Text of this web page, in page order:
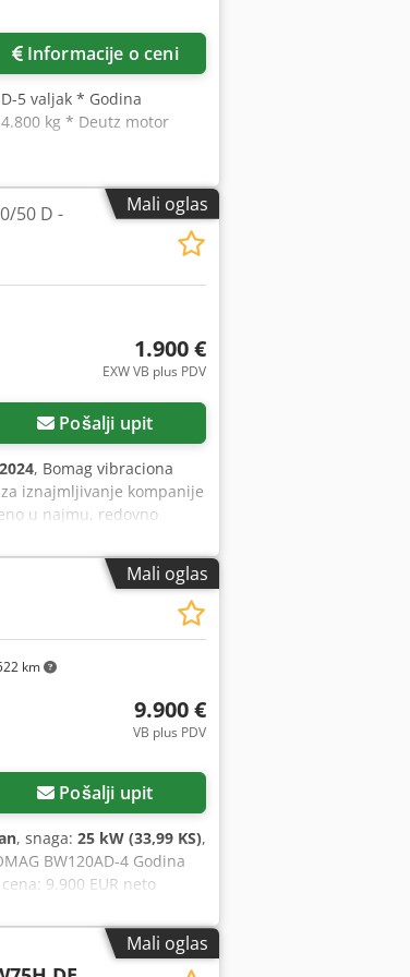
Informacije o ceni
5 valjak * Godina
kg * Deutz motor
Mali oglas
Zatražite više slika
50 D -
1.900 €
EXW VB plus PDV
Pošalji upit
2024, Bomag vibraciona
iznajmljivanje kompanije
u najmu, redovno
kontaktirajte nas za
prethodni dogovor
upit
Mali oglas
km
9.900 €
VB plus PDV
Pošalji upit
, snaga: 25 kW (33,99 KS),
BW120AD-4 Godina
9.900 EUR neto
Kubota 2.600 kg Prodajna
sati 20,1 kW Deutz
proizvodnje: 2006
Mali oglas